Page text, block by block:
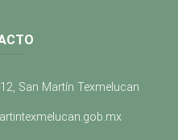
San Martín Texmelucan